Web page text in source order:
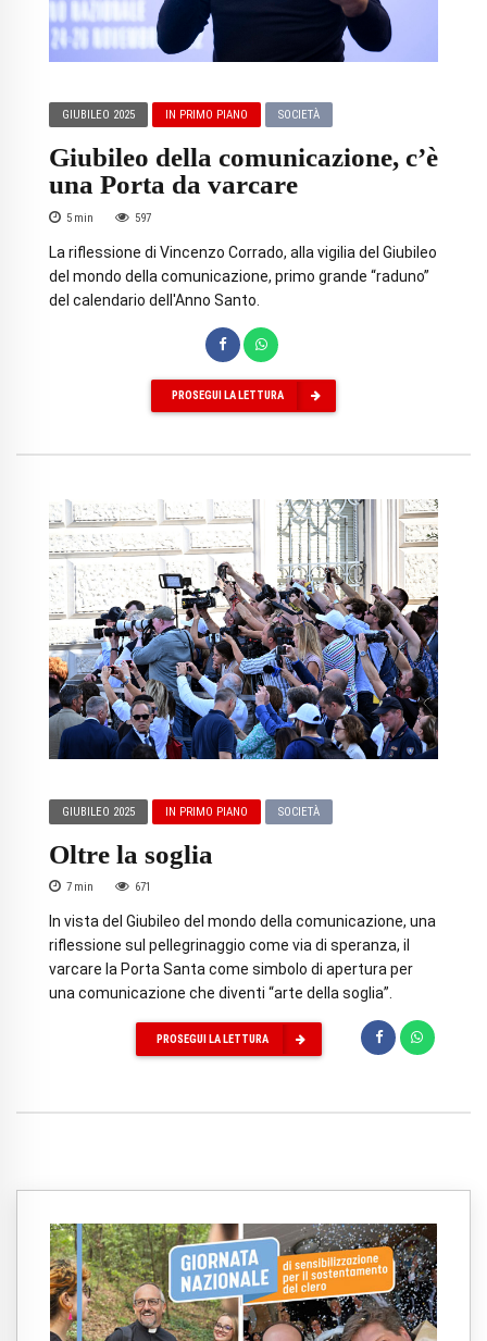
GIUBILEO 2025 IN PRIMO PIANO SOCIETÀ
Giubileo della comunicazione, c’è
una Porta da varcare
5 min 597
La riflessione di Vincenzo Corrado, alla vigilia del Giubileo
del mondo della comunicazione, primo grande “raduno”
del calendario dell'Anno Santo.
PROSEGUI LA LETTURA
GIUBILEO 2025 IN PRIMO PIANO SOCIETÀ
Oltre la soglia
7 min 671
In vista del Giubileo del mondo della comunicazione, una
riflessione sul pellegrinaggio come via di speranza, il
varcare la Porta Santa come simbolo di apertura per
una comunicazione che diventi “arte della soglia”.
PROSEGUI LA LETTURA